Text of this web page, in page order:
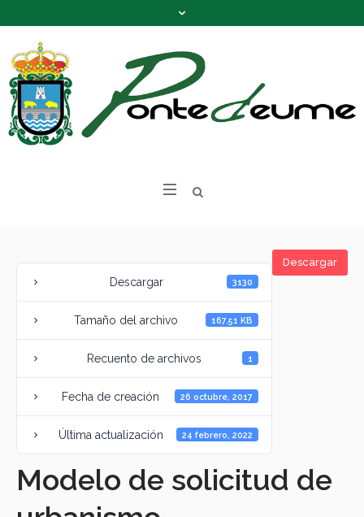
Descargar
Descargar 3130
Tamaño del archivo 167.51 KB
Recuento de archivos 1
Fecha de creación 26 octubre, 2017
Última actualización 24 febrero, 2022
Modelo de solicitud de